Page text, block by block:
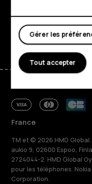
Assistance
FacebookInstagram
Tiktok
France
TM et © 2026 HMD
aukio 9, 02600 Espoo,
2724044-2. HMD Global
pour les téléphones.
Corporation.
Gérer les
Tout accepter